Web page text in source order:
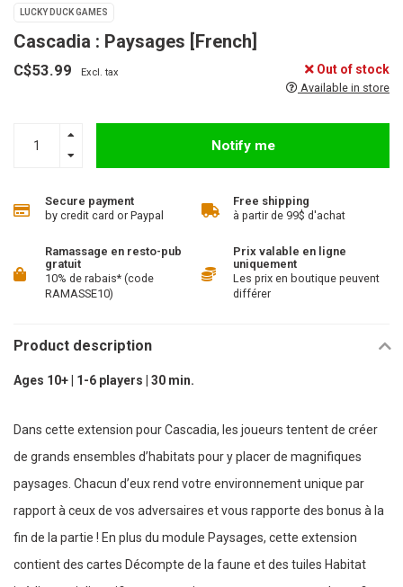
LUCKY DUCK GAMES
Cascadia : Paysages [French]
C$53.99 Excl. tax Out of stock
Available in store
Notify me
Secure payment
by credit card or Paypal
Free shipping
à partir de 99$ d'achat
Ramassage en resto-pub
gratuit
10% de rabais* (code
RAMASSE10)
Prix valable en ligne
uniquement
Les prix en boutique peuvent
différer
Product description
Ages 10+ | 1-6 players | 30 min.
Dans cette extension pour Cascadia, les joueurs tentent de créer
de grands ensembles d’habitats pour y placer de magnifiques
paysages. Chacun d’eux rend votre environnement unique par
rapport à ceux de vos adversaires et vous rapporte des bonus à la
fin de la partie ! En plus du module Paysages, cette extension
contient des cartes Décompte de la faune et des tuiles Habitat